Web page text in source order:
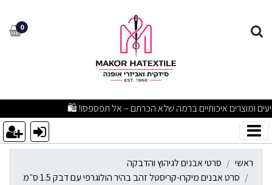
סרט אבנים מיקרו-קריסטל זהב בהיר
0
מבצעים מפתיעים ומוצרים איכותיים ברמה שלא הכרתם – אל תפספסו!
ראשי
סרטי אבנים לגיהוץ והדבקה
סרט אבנים מיקרו-קריסטל זהב בהיר הולוגרפי עם דבק 1.5 ס״מ